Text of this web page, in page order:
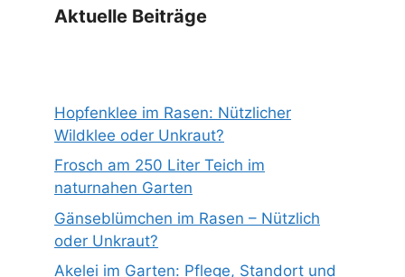
Aktuelle Beiträge
Hopfenklee im Rasen: Nützlicher
Wildklee oder Unkraut?
Frosch am 250 Liter Teich im
naturnahen Garten
Gänseblümchen im Rasen – Nützlich
oder Unkraut?
Akelei im Garten: Pflege, Standort und